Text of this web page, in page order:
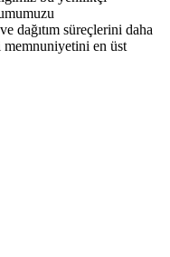
dağıtım süreçlerini daha
en üst